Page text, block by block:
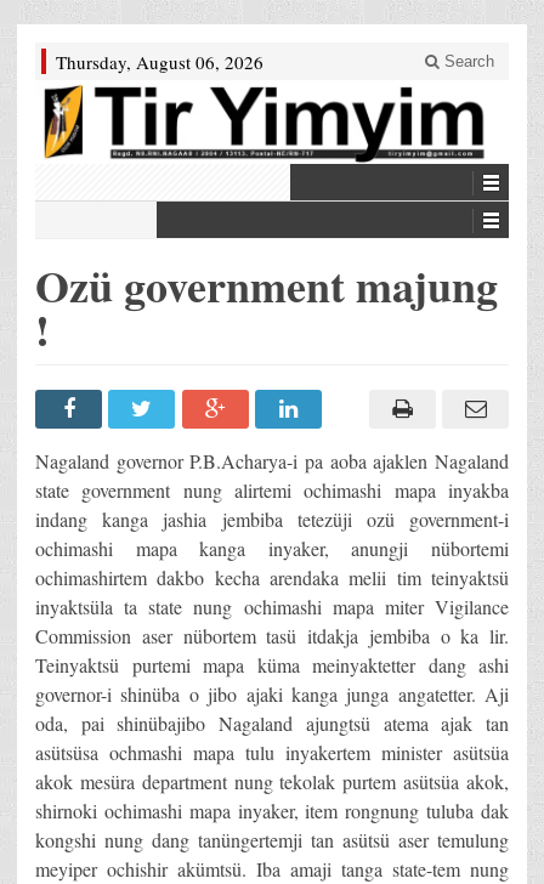
Thursday, August 06, 2026 Search
Ozü government majung
!
Nagaland governor P.B.Acharya-i pa aoba ajaklen Nagaland
state government nung alirtemi ochimashi mapa inyakba
indang kanga jashia jembiba tetezüji ozü government-i
ochimashi mapa kanga inyaker, anungji nübortemi
ochimashirtem dakbo kecha arendaka melii tim teinyaktsü
inyaktsüla ta state nung ochimashi mapa miter Vigilance
Commission aser nübortem tasü itdakja jembiba o ka lir.
Teinyaktsü purtemi mapa küma meinyaktetter dang ashi
governor-i shinüba o jibo ajaki kanga junga angatetter. Aji
oda, pai shinübajibo Nagaland ajungtsü atema ajak tan
asütsüsa ochmashi mapa tulu inyakertem minister asütsüa
akok mesüra department nung tekolak purtem asütsüa akok,
shirnoki ochimashi mapa inyaker, item rongnung tuluba dak
kongshi nung dang tanüngertemji tan asütsü aser temulung
meyiper ochishir akümtsü. Iba amaji tanga state-tem nung